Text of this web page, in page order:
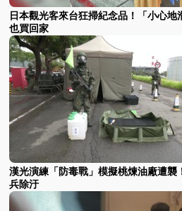
日本觀光客來台狂掃紀念品！「小心地
也買回家
漢光演練「防毒戰」模擬桃煉油廠遭襲
兵除汙